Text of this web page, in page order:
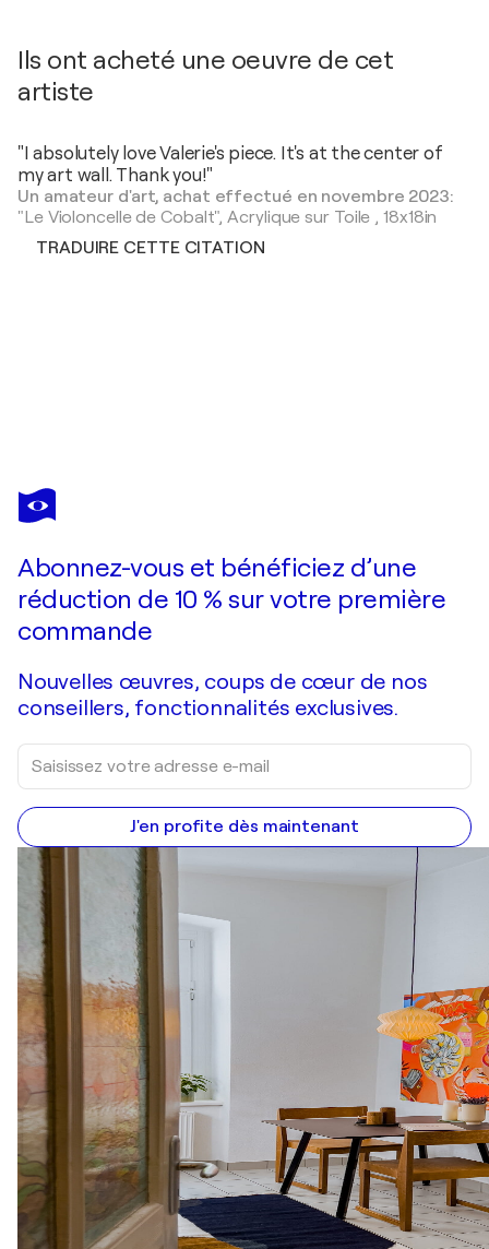
Ils ont acheté une oeuvre de cet
artiste
"I absolutely love Valerie's piece. It's at the center of
my art wall. Thank you!"
Un amateur d'art, achat effectué en novembre 2023:
"Le Violoncelle de Cobalt",Acrylique sur Toile ,18x18in
TRADUIRE CETTE CITATION
VALERIE VESCOVI
Le Coq
Abonnez-vous et bénéficiez d’une
réduction de 10 % sur votre première
commande
Nouvelles œuvres, coups de cœur de nos
conseillers, fonctionnalités exclusives.
J'en profite dès maintenant